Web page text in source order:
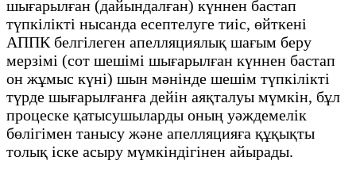
шығарылған (дайындалған) күннен бастап
түпкілікті нысанда есептелуге тиіс, өйткені
АППК белгілеген апелляциялық шағым беру
мерзімі (сот шешімі шығарылған күннен бастап
он жұмыс күні) шын мәнінде шешім түпкілікті
түрде шығарылғанға дейін аяқталуы мүмкін, бұл
процеске қатысушыларды оның уәждемелік
бөлігімен танысу және апелляцияға құқықты
толық іске асыру мүмкіндігінен айырады.